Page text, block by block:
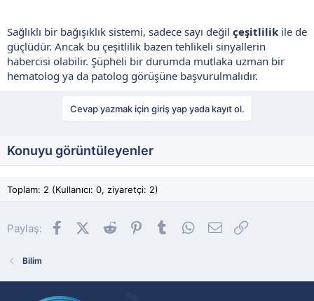
Sağlıklı bir bağışıklık sistemi, sadece sayı değil çeşitlilik ile de
güçlüdür. Ancak bu çeşitlilik bazen tehlikeli sinyallerin
habercisi olabilir. Şüpheli bir durumda mutlaka uzman bir
hematolog ya da patolog görüşüne başvurulmalıdır.
Cevap yazmak için giriş yap yada kayıt ol.
Konuyu görüntüleyenler
Toplam: 2 (Kullanıcı: 0, ziyaretçi: 2)
Paylaş: FacebookX (Twitter)
Reddit Pinterest
Tumblr WhatsApp
E-posta
Bilim